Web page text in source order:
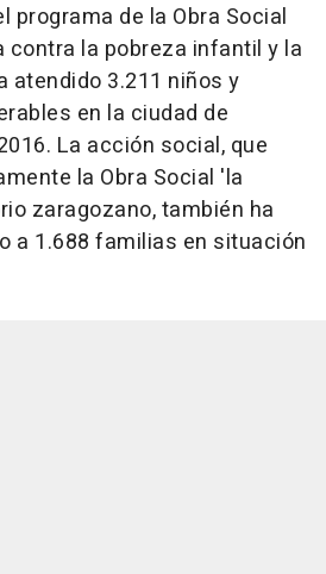
programa de la Obra Social
contra la pobreza infantil y la
atendido 3.211 niños y
en la ciudad de
La acción social, que
la Obra Social 'la
zaragozano, también ha
a 1.688 familias en situación